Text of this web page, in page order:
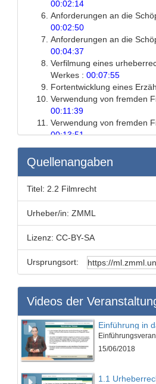
00:02:14
Anforderungen an die
00:02:50
Anforderungen an die
00:04:37
Verfilmung eines
Werkes : 00:07:55
Fortentwicklung eines
Verwendung von fremden
00:11:39
Verwendung von fremden
00:13:51
Aufgaben für das
Literatur und
00:16:30
Quellenangaben
Titel: 2.2 Filmrecht
Urheber/in: ZMML
Lizenz: CC-BY-SA
Ursprungsort:
Videos der
Einführung in
15/06/2018
1.1